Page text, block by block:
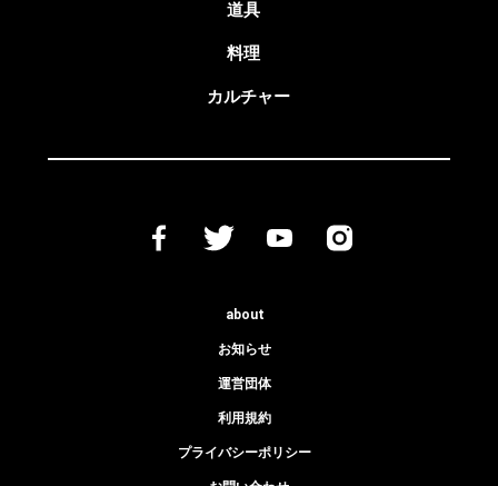
道具
料理
カルチャー
about
お知らせ
運営団体
利用規約
プライバシーポリシー